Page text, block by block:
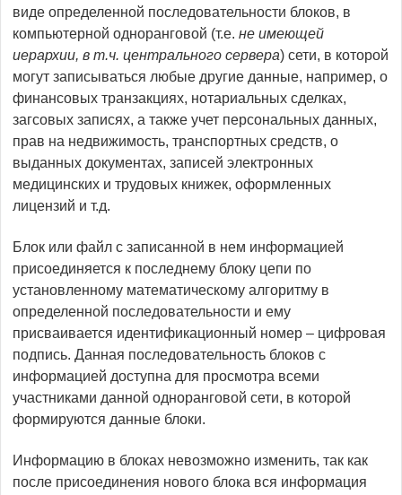
виде определенной последовательности блоков, в
компьютерной одноранговой (т.е. не имеющей
иерархии, в т.ч. центрального сервера) сети, в которой
могут записываться любые другие данные, например, о
финансовых транзакциях, нотариальных сделках,
загсовых записях, а также учет персональных данных,
прав на недвижимость, транспортных средств, о
выданных документах, записей электронных
медицинских и трудовых книжек, оформленных
лицензий и т.д.
Блок или файл с записанной в нем информацией
присоединяется к последнему блоку цепи по
установленному математическому алгоритму в
определенной последовательности и ему
присваивается идентификационный номер – цифровая
подпись. Данная последовательность блоков с
информацией доступна для просмотра всеми
участниками данной одноранговой сети, в которой
формируются данные блоки.
Информацию в блоках невозможно изменить, так как
после присоединения нового блока вся информация